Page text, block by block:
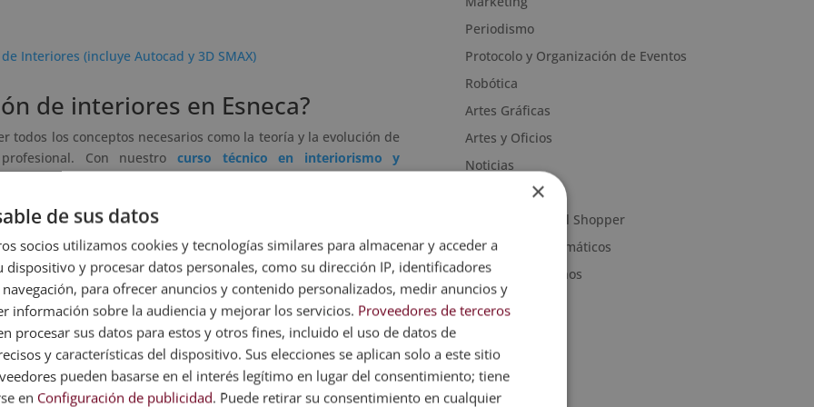
Interiores (incluye Autocad y 3D SMAX)
de interiores en Esneca?
los conceptos necesarios como la teoría y la evolución de
Con nuestro curso técnico en interiorismo y
materiales y los elementos que están de moda. Igualmente,
a los alumnos para tener pensamiento crítico. Gracias
de los colores, los efectos, la iluminación y los materiales
para entender, satisfacer las necesidades y plasmar
que implica el interiorismo, nuestra curso online también te
en construcción. Con esto tendrás en cuenta todos
un espacio habitablepara no prescindir de ellos.
Periodismo
Protocolo y Organización de Eventos
Robótica
Artes Gráficas
Artes y Oficios
Noticias
Moda & Personal Shopper
Programas informáticos
Recursos Humanos
×
de sus datos
socios utilizamos cookies y tecnologías similares para almacenar y acceder a
dispositivo y procesar datos personales, como su dirección IP, identificadores
para ofrecer anuncios y contenido personalizados, medir anuncios y
información sobre la audiencia y mejorar los servicios. Proveedores de terceros
procesar sus datos para estos y otros fines, incluido el uso de datos de
y características del dispositivo. Sus elecciones se aplican solo a este sitio
pueden basarse en el interés legítimo en lugar del consentimiento; tiene
en Configuración de publicidad. Puede retirar su consentimiento en cualquier